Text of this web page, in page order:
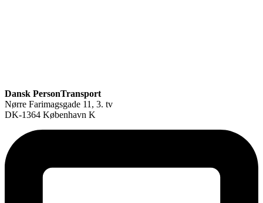
Dansk PersonTransport
Nørre Farimagsgade 11, 3. tv
DK-1364 København K